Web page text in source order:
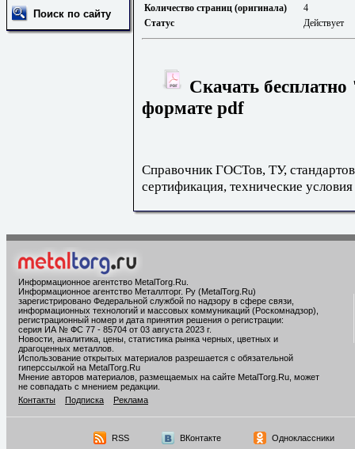
Поиск по сайту
Количество страниц (оригинала)
4
Статус
Действует
Скачать
формате pdf
Справочник ГОСТов, ТУ,
сертификация, технические условия
Информационное агентство MetalTorg.Ru
Информационное агентство Металлторг. Ру (MetalTorg.Ru)
зарегистрировано Федеральной службой по надзору в сфере связи,
информационных технологий и массовых коммуникаций (Роскомнадзор),
регистрационный номер и дата принятия решения о регистрации:
серия ИА № ФС 77 - 85704 от 03 августа 2023 г.
Новости, аналитика, цены, статистика рынка черных, цветных и
драгоценных металлов.
Использование открытых материалов разрешается с обязательной
гиперссылкой на MetalTorg.Ru
Мнение авторов материалов, размещаемых на сайте MetalTorg.Ru, может
не совпадать с мнением редакции.
Контакты
Подписка Реклама
RSS ВКонтакте Одноклассники